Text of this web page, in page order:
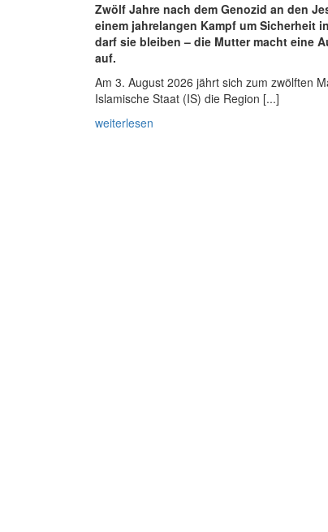
Zwölf Jahre nach dem Genozid an den
einem jahrelangen Kampf um Sicherheit
darf sie bleiben – die Mutter macht eine
auf.
Am 3. August 2026 jährt sich zum zwölften
Islamische Staat (IS) die Region [...]
weiterlesen